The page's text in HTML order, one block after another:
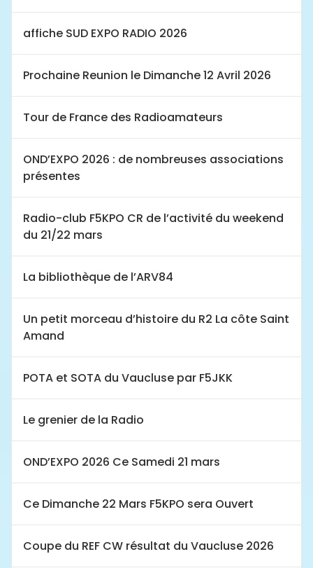
affiche SUD EXPO RADIO 2026
Prochaine Reunion le Dimanche 12 Avril 2026
Tour de France des Radioamateurs
OND’EXPO 2026 : de nombreuses associations
présentes
Radio-club F5KPO CR de l’activité du weekend
du 21/22 mars
La bibliothèque de l’ARV84
Un petit morceau d’histoire du R2 La côte Saint
Amand
POTA et SOTA du Vaucluse par F5JKK
Le grenier de la Radio
OND’EXPO 2026 Ce Samedi 21 mars
Ce Dimanche 22 Mars F5KPO sera Ouvert
Coupe du REF CW résultat du Vaucluse 2026